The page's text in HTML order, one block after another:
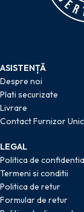
ASISTENȚĂ
Despre noi
Plati securizate
Livrare
Contact Furnizor Unic
LEGAL
Politica de
Termeni si conditii
Politica de retur
Formular de retur